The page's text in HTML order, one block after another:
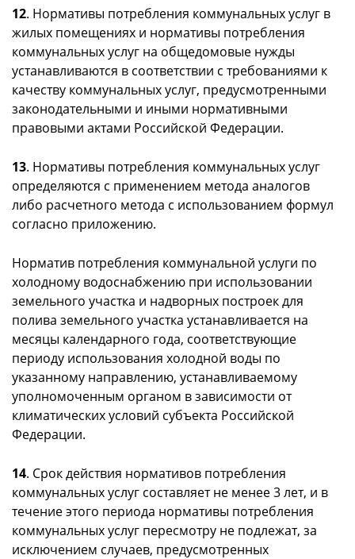
12. Нормативы потребления коммунальных услуг в
жилых помещениях и нормативы потребления
коммунальных услуг на общедомовые нужды
устанавливаются в соответствии с требованиями к
качеству коммунальных услуг, предусмотренными
законодательными и иными нормативными
правовыми актами Российской Федерации.
13. Нормативы потребления коммунальных услуг
определяются с применением метода аналогов
либо расчетного метода с использованием формул
согласно приложению.
Норматив потребления коммунальной услуги по
холодному водоснабжению при использовании
земельного участка и надворных построек для
полива земельного участка устанавливается на
месяцы календарного года, соответствующие
периоду использования холодной воды по
указанному направлению, устанавливаемому
уполномоченным органом в зависимости от
климатических условий субъекта Российской
Федерации.
14. Срок действия нормативов потребления
коммунальных услуг составляет не менее 3 лет, и в
течение этого периода нормативы потребления
коммунальных услуг пересмотру не подлежат, за
исключением случаев, предусмотренных